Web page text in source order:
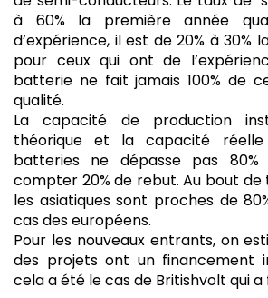
à 60% la première année
d’expérience, il est de 20% à 30%
pour ceux qui ont de
batterie ne fait jamais 100% de
qualité.
La capacité de production
théorique et la capacité réelle
batteries ne dépasse pas 80%
compter 20% de rebut. Au bout
les asiatiques sont proches de
cas des européens.
Pour les nouveaux entrants, on
des projets ont un financement
cela a été le cas de Britishvolt qui a